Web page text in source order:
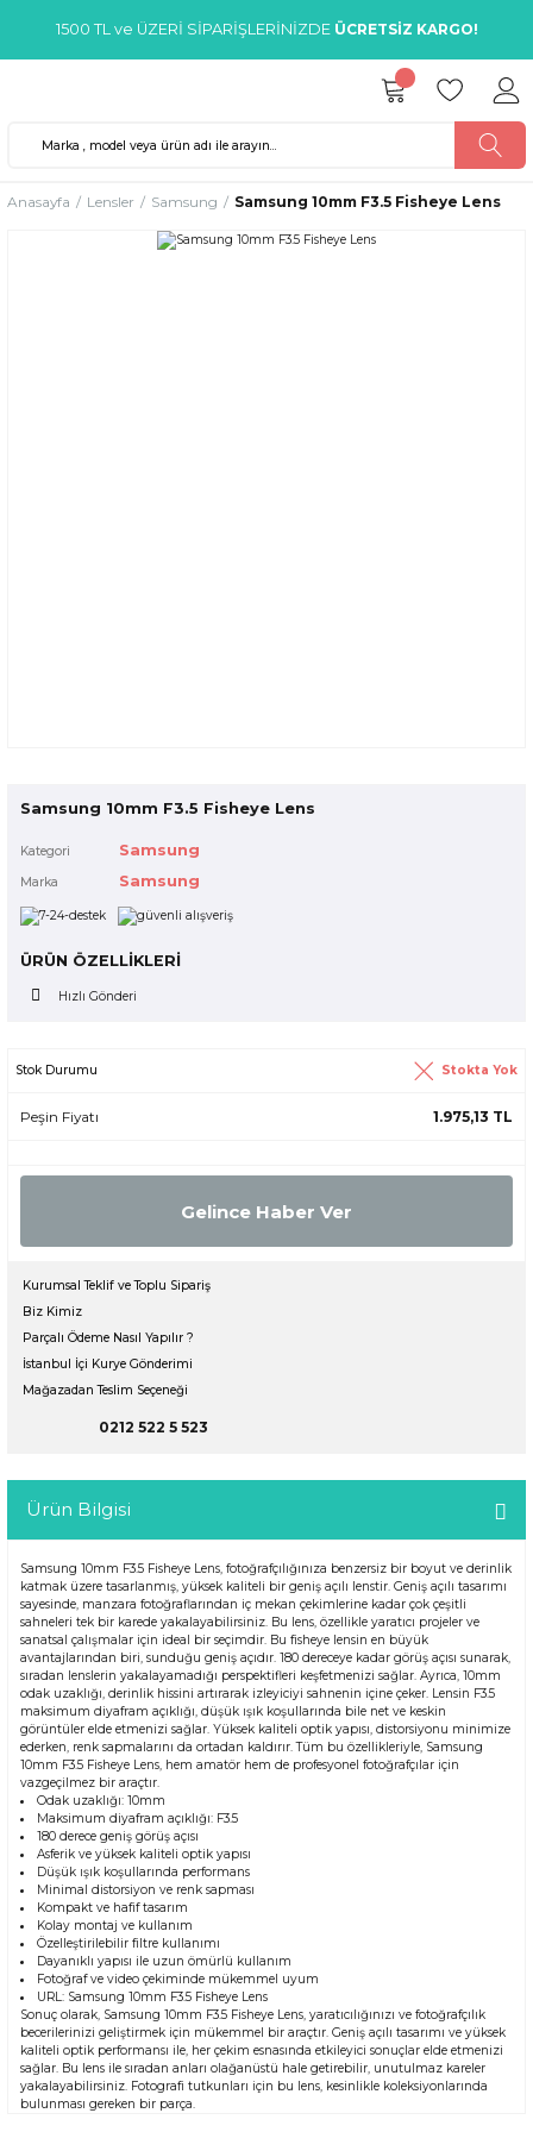
1500 TL ve ÜZERİ SİPARİŞLERİNİZDE ÜCRETSİZ KARGO!
Anasayfa Lensler Samsung Samsung 10mm F3.5 Fisheye Lens
Samsung 10mm F3.5 Fisheye Lens
Kategori Samsung
Marka Samsung
ÜRÜN ÖZELLİKLERİ
Hızlı Gönderi
Stok Durumu Stokta Yok
Peşin Fiyatı 1.975,13 TL
Gelince Haber Ver
Kurumsal Teklif ve Toplu Sipariş
Biz Kimiz
Parçalı Ödeme Nasıl Yapılır ?
İstanbul İçi Kurye Gönderimi
Mağazadan Teslim Seçeneği
0212 522 5 523
Ürün Bilgisi
Samsung 10mm F3.5 Fisheye Lens, fotoğrafçılığınıza benzersiz bir boyut ve derinlik
katmak üzere tasarlanmış, yüksek kaliteli bir geniş açılı lenstir. Geniş açılı tasarımı
sayesinde, manzara fotoğraflarından iç mekan çekimlerine kadar çok çeşitli
sahneleri tek bir karede yakalayabilirsiniz. Bu lens, özellikle yaratıcı projeler ve
sanatsal çalışmalar için ideal bir seçimdir. Bu fisheye lensin en büyük
avantajlarından biri, sunduğu geniş açıdır. 180 dereceye kadar görüş açısı sunarak,
sıradan lenslerin yakalayamadığı perspektifleri keşfetmenizi sağlar. Ayrıca, 10mm
odak uzaklığı, derinlik hissini artırarak izleyiciyi sahnenin içine çeker. Lensin F3.5
maksimum diyafram açıklığı, düşük ışık koşullarında bile net ve keskin
görüntüler elde etmenizi sağlar. Yüksek kaliteli optik yapısı, distorsiyonu minimize
ederken, renk sapmalarını da ortadan kaldırır. Tüm bu özellikleriyle, Samsung
10mm F3.5 Fisheye Lens, hem amatör hem de profesyonel fotoğrafçılar için
vazgeçilmez bir araçtır.
Odak uzaklığı: 10mm
Maksimum diyafram açıklığı: F3.5
180 derece geniş görüş açısı
Asferik ve yüksek kaliteli optik yapısı
Düşük ışık koşullarında performans
Minimal distorsiyon ve renk sapması
Kompakt ve hafif tasarım
Kolay montaj ve kullanım
Özelleştirilebilir filtre kullanımı
Dayanıklı yapısı ile uzun ömürlü kullanım
Fotoğraf ve video çekiminde mükemmel uyum
URL: Samsung 10mm F3.5 Fisheye Lens
Sonuç olarak, Samsung 10mm F3.5 Fisheye Lens, yaratıcılığınızı ve fotoğrafçılık
becerilerinizi geliştirmek için mükemmel bir araçtır. Geniş açılı tasarımı ve yüksek
kaliteli optik performansı ile, her çekim esnasında etkileyici sonuçlar elde etmenizi
sağlar. Bu lens ile sıradan anları olağanüstü hale getirebilir, unutulmaz kareler
yakalayabilirsiniz. Fotografi tutkunları için bu lens, kesinlikle koleksiyonlarında
bulunması gereken bir parça.